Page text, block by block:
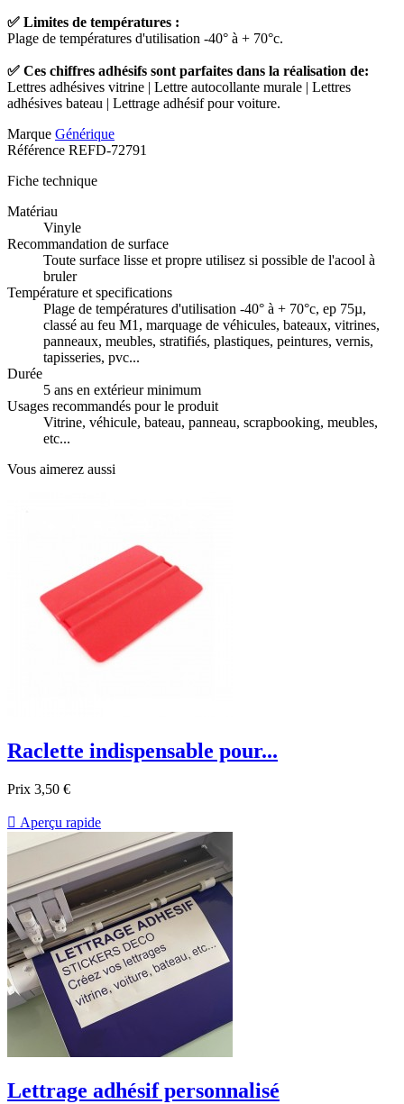
✅ Limites de températures :
Plage de températures d'utilisation -40° à + 70°c.
✅ Ces chiffres adhésifs sont parfaites dans la réalisation de:
Lettres adhésives vitrine | Lettre autocollante murale | Lettres
adhésives bateau | Lettrage adhésif pour voiture.
Marque Générique
Référence REFD-72791
Fiche technique
Matériau
Vinyle
Recommandation de surface
Toute surface lisse et propre utilisez si possible de l'acool à
bruler
Température et specifications
Plage de températures d'utilisation -40° à + 70°c, ep 75µ,
classé au feu M1, marquage de véhicules, bateaux, vitrines,
panneaux, meubles, stratifiés, plastiques, peintures, vernis,
tapisseries, pvc...
Durée
5 ans en extérieur minimum
Usages recommandés pour le produit
Vitrine, véhicule, bateau, panneau, scrapbooking, meubles,
etc...
Vous aimerez aussi
Raclette indispensable pour...
Prix 3,50 €
 Aperçu rapide
Lettrage adhésif personnalisé